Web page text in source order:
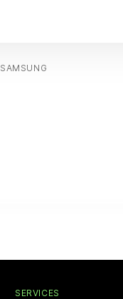
SAMSUNG
SERVICES